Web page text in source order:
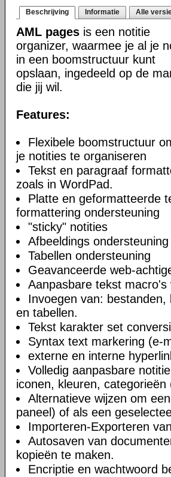
Beschrijving Informatie Alle
AML pages is een notitie
organizer, waarmee je al je
in een boomstructuur kunt
opslaan, ingedeeld op de
die jij wil.
Features:
Flexibele boomstructuur
je notities te organiseren
Tekst en paragraaf
zoals in WordPad.
Platte en geformatteerde
formattering ondersteuning
"sticky" notities
Afbeeldings ondersteuning
Tabellen ondersteuning
Geavanceerde web-
Aanpasbare tekst
Invoegen van:
en tabellen.
Tekst karakter set
Syntax text markering (e-
externe en interne
Volledig aanpasbare
iconen, kleuren, categorieën
Alternatieve wijzen om
paneel) of als een
Importeren-Exporteren
Autosaven van
kopieën te maken.
Encriptie en wachtwoord